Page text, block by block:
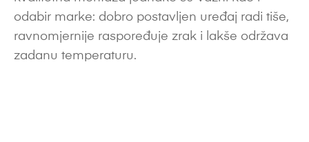
odabir marke: dobro postavljen uređaj radi tiše,
ravnomjernije raspoređuje zrak i lakše održava
zadanu temperaturu.